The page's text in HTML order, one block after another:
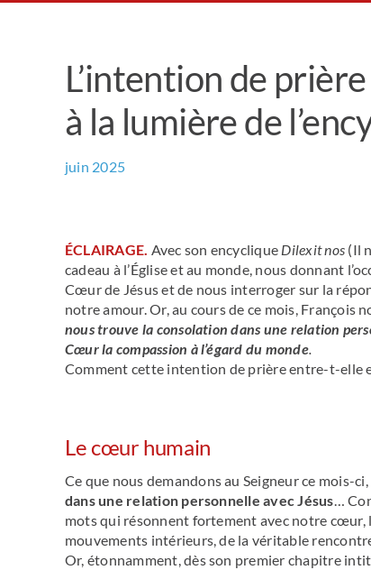
L’intention de prière
à la lumière de
juin 2025
ÉCLAIRAGE. Avec son encyclique Dilexit nos (Il
cadeau à l’Église et au monde, nous donnant
Cœur de Jésus et de nous interroger sur la
notre amour. Or, au cours de ce mois, François
nous trouve la consolation dans une relation
Cœur la compassion à l’égard du monde.
Comment cette intention de prière entre-t-elle
Le cœur humain
Ce que nous demandons au Seigneur ce mois-ci,
dans une relation personnelle avec Jésus…
mots qui résonnent fortement avec notre cœur,
mouvements intérieurs, de la véritable
Or, étonnamment, dès son premier chapitre